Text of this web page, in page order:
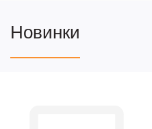
Новинки